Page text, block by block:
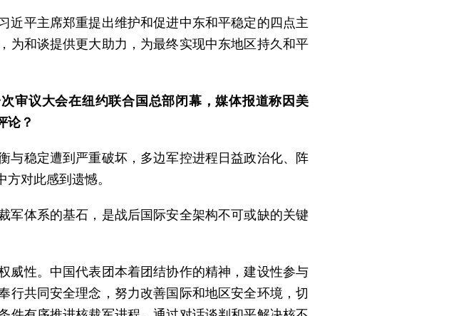
近平主席郑重提出维护和促进中东和平稳定的四点主
为和谈提供更大助力，为最终实现中东地区持久和平
审议大会在纽约联合国总部闭幕，媒体报道称因美
论？
与稳定遭到严重破坏，多边军控进程日益政治化、阵
对此感到遗憾。
军体系的基石，是战后国际安全架构不可或缺的关键
威性。中国代表团本着团结协作的精神，建设性参与
行共同安全理念，努力改善国际和地区安全环境，切